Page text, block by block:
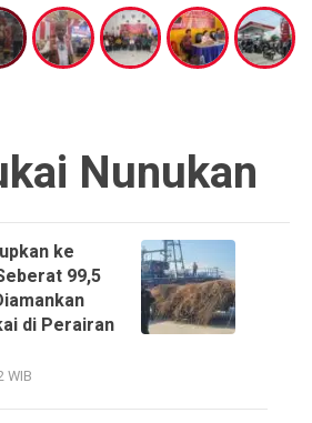
Nunukan
ke
99,5
di Perairan
WIB